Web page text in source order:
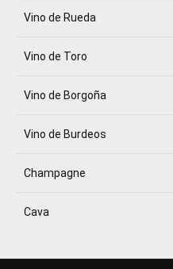
Vino de Rueda
Vino de Toro
Vino de Borgoña
Vino de Burdeos
Champagne
Cava